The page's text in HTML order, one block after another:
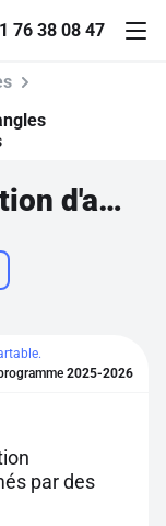
76 38 08 47
Reconnaître une situation d'angles correspondants et de droites parallèles
2025-2026
par des